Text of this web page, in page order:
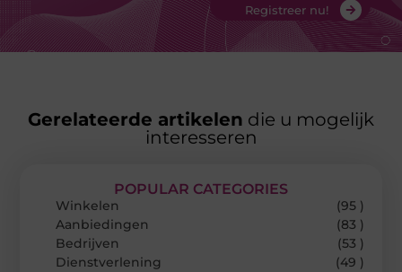
Registreer nu!
Gerelateerde artikelen die u mogelijk
interesseren
POPULAR CATEGORIES
Winkelen
(95 )
Aanbiedingen
(83 )
Bedrijven
(53 )
Dienstverlening
(49 )